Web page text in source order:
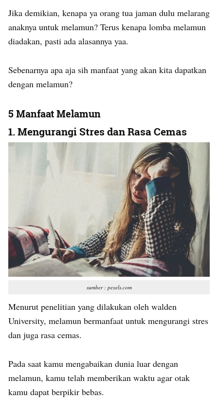
Jika demikian, kenapa ya orang tua jaman dulu melarang
anaknya untuk melamun? Terus kenapa lomba melamun
diadakan, pasti ada alasannya yaa.
Sebenarnya apa aja sih manfaat yang akan kita dapatkan
dengan melamun?
5 Manfaat Melamun
1. Mengurangi Stres dan Rasa Cemas
sumber : pexels.com
Menurut penelitian yang dilakukan oleh walden
University, melamun bermanfaat untuk mengurangi stres
dan juga rasa cemas.
Pada saat kamu mengabaikan dunia luar dengan
melamun, kamu telah memberikan waktu agar otak
kamu dapat berpikir bebas.